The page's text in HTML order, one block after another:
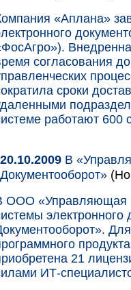
«Аплана»
согласования
сроки
работают 600
20.10.2009 В
Документооборот»
ООО «Управляющая
21
ИТ-